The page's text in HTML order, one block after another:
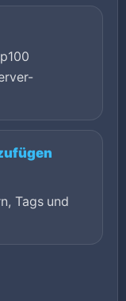
Tags und